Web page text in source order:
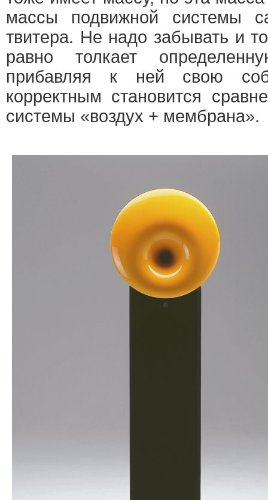
массы подвижной системы
твитера. Не надо забывать и
равно толкает
прибавляя к ней свою
корректным становится
системы «воздух + мембрана».